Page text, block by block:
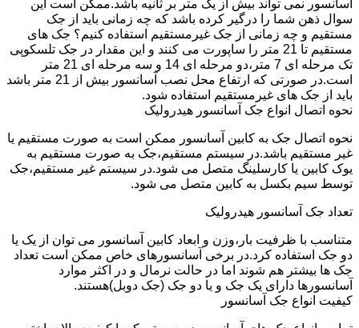
آسانسور نمی تواند بیش از یک متر بر ثانیه باشد.ممکن است این
سوال ذهن شما را درگیر کرده باشد که چه زمانی باید از جک
مستقیم و چه زمانی از جک غیرمستقیم استفاده کنیم؟ جک های
مستقیم تا 21 متر را ساپورت می کنند و این مقدار در جک تلسکوپی
تک مرحله ای 7 متر،دو مرحله ای 14 و سه مرحله ای 21 متر
است.در صورتی که ارتفاع محل نصب آسانسور بیش از 21 متر باشد
باید از جک های غیرمستقیم استفاده شود.
نحوه اتصال انواع جک آسانسور هیدرولیک
نحوه اتصال جک به کابین آسانسور ممکن است به صورت مستقیم یا
غیر مستقیم باشد.در سیستم مستقیم،جک به صورت مستقیم به
یوک کابین یا کارسلینگ متصل می شود.در سیستم غیر مستقیم،جک
توسط سیم بکسل به کابین متصل می شود.
تعداد جک آسانسور هیدرولیک
متناسب با ظرفیت بار،وزن و ابعاد کابین آسانسور می توان از یک یا
دو جک استفاده کرد.در برخی آسانسورهای خاص ممکن است تعداد
جک ها بیشتر هم شوند اما در حالت نرمال و در اکثر موارد
آسانسورها دارای یک جک و یا دو جک (جک دوبل)هستند.
کیفیت انواع جک آسانسور